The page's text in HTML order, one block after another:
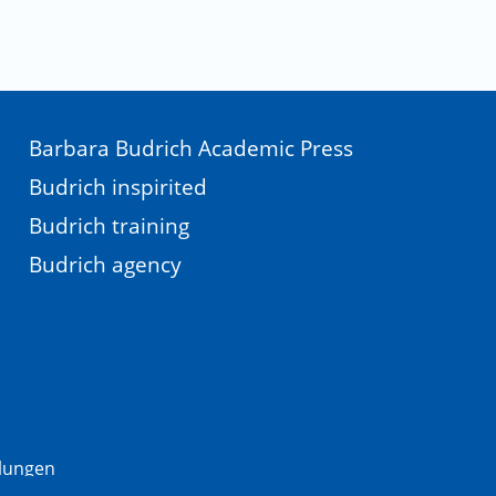
Barbara Budrich Academic Press
Budrich inspirited
Budrich training
Budrich agency